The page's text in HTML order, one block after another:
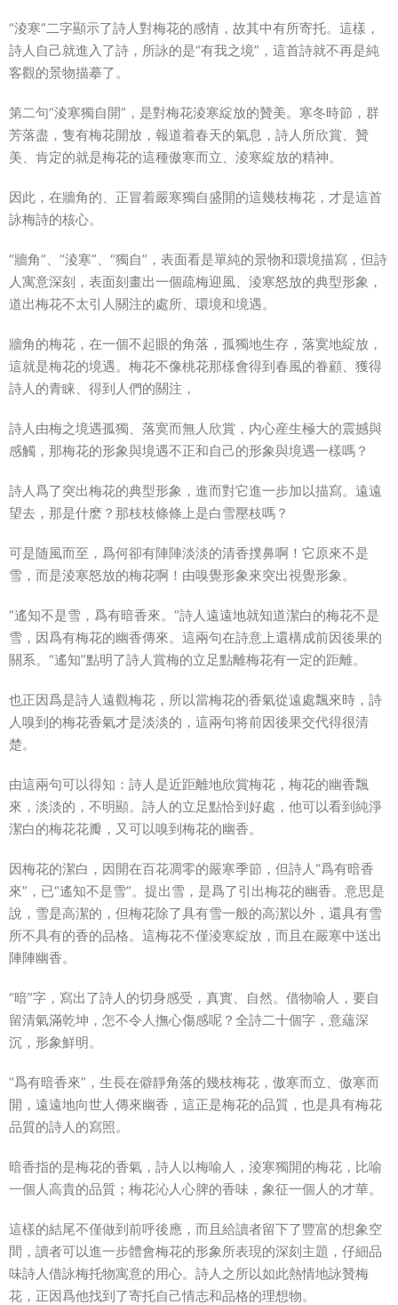
“淩寒”二字顯示了詩人對梅花的感情，故其中有所寄托。這樣，
詩人自己就進入了詩，所詠的是“有我之境”，這首詩就不再是純
客觀的景物描摹了。
第二句“淩寒獨自開”，是對梅花淩寒綻放的贊美。寒冬時節，群
芳落盡，隻有梅花開放，報道着春天的氣息，詩人所欣賞、贊
美、肯定的就是梅花的這種傲寒而立、淩寒綻放的精神。
因此，在牆角的、正冒着嚴寒獨自盛開的這幾枝梅花，才是這首
詠梅詩的核心。
“牆角”、“淩寒”、“獨自”，表面看是單純的景物和環境描寫，但詩
人寓意深刻，表面刻畫出一個疏梅迎風、淩寒怒放的典型形象，
道出梅花不太引人關注的處所、環境和境遇。
牆角的梅花，在一個不起眼的角落，孤獨地生存，落寞地綻放，
這就是梅花的境遇。梅花不像桃花那樣會得到春風的眷顧、獲得
詩人的青睐、得到人們的關注，
詩人由梅之境遇孤獨、落寞而無人欣賞，内心産生極大的震撼與
感觸，那梅花的形象與境遇不正和自己的形象與境遇一樣嗎？
詩人爲了突出梅花的典型形象，進而對它進一步加以描寫。遠遠
望去，那是什麽？那枝枝條條上是白雪壓枝嗎？
可是随風而至，爲何卻有陣陣淡淡的清香撲鼻啊！它原來不是
雪，而是淩寒怒放的梅花啊！由嗅覺形象來突出視覺形象。
“遙知不是雪，爲有暗香來。”詩人遠遠地就知道潔白的梅花不是
雪，因爲有梅花的幽香傳來。這兩句在詩意上還構成前因後果的
關系。“遙知”點明了詩人賞梅的立足點離梅花有一定的距離。
也正因爲是詩人遠觀梅花，所以當梅花的香氣從遠處飄來時，詩
人嗅到的梅花香氣才是淡淡的，這兩句将前因後果交代得很清
楚。
由這兩句可以得知：詩人是近距離地欣賞梅花，梅花的幽香飄
來，淡淡的，不明顯。詩人的立足點恰到好處，他可以看到純淨
潔白的梅花花瓣，又可以嗅到梅花的幽香。
因梅花的潔白，因開在百花凋零的嚴寒季節，但詩人“爲有暗香
來”，已“遙知不是雪”。提出雪，是爲了引出梅花的幽香。意思是
說，雪是高潔的，但梅花除了具有雪一般的高潔以外，還具有雪
所不具有的香的品格。這梅花不僅淩寒綻放，而且在嚴寒中送出
陣陣幽香。
“暗”字，寫出了詩人的切身感受，真實、自然。借物喻人，要自
留清氣滿乾坤，怎不令人撫心傷感呢？全詩二十個字，意蘊深
沉，形象鮮明。
“爲有暗香來”，生長在僻靜角落的幾枝梅花，傲寒而立、傲寒而
開，遠遠地向世人傳來幽香，這正是梅花的品質，也是具有梅花
品質的詩人的寫照。
暗香指的是梅花的香氣，詩人以梅喻人，淩寒獨開的梅花，比喻
一個人高貴的品質；梅花沁人心脾的香味，象征一個人的才華。
這樣的結尾不僅做到前呼後應，而且給讀者留下了豐富的想象空
間，讀者可以進一步體會梅花的形象所表現的深刻主題，仔細品
味詩人借詠梅托物寓意的用心。詩人之所以如此熱情地詠贊梅
花，正因爲他找到了寄托自己情志和品格的理想物。